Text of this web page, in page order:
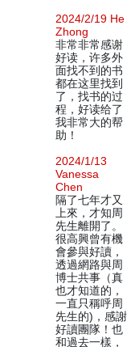
2024/2/19 He
Zhong
非常非常感谢
好读，许多外
面找不到的书
都在这里找到
了，找书的过
程，好读给了
我非常大的帮
助！
2024/1/13
Vanessa
Chen
隔了七年才又
上來，才知周
先生離開了。
很高興曾有機
會參與好讀，
透過網路與周
博士共事（真
也才知道的，
一直只稱呼周
先生的)，感謝
好讀團隊！也
和過去一樣，